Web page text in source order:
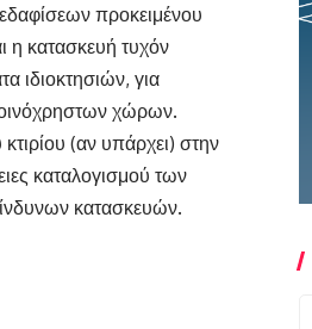
προκειμένου
η κατασκευή τυχόν
ιδιοκτησιών, για
χώρων.
(αν υπάρχει) στην
καταλογισμού των
κατασκευών.